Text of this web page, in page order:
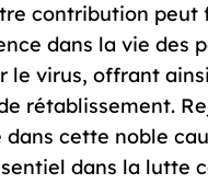
contribution peut
dans la vie des
le virus, offrant
rétablissement.
dans cette noble
dans la lutte